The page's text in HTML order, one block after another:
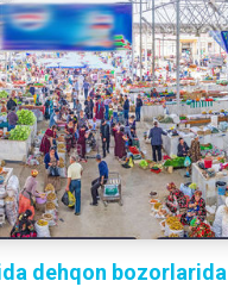
dehqon bozorlarida